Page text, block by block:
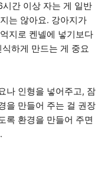
간 이상 자는 게 일반
는 않아요. 강아지가
지로 켄넬에 넣기보다
하게 만드는 게 중요
나 인형을 넣어주고, 잠
을 만들어 주는 걸 권장
록 환경을 만들어 주면